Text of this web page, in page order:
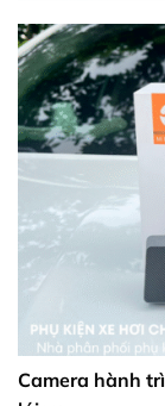
Camera hành